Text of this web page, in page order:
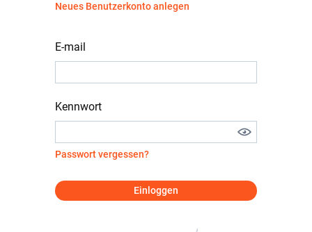
Neues Benutzerkonto anlegen
E-mail
Kennwort
Passwort vergessen?
Einloggen